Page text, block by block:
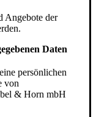
Angebote der
Daten
persönlichen
von
& Horn mbH